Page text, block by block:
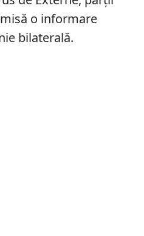
o informare
bilaterală.